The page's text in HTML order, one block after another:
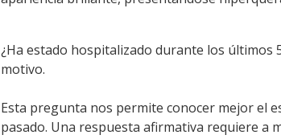
¿Ha estado hospitalizado durante los últimos
motivo.
Esta pregunta nos permite conocer mejor el
pasado. Una respuesta afirmativa requiere a